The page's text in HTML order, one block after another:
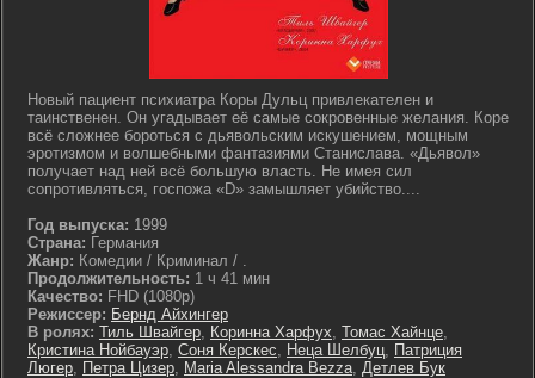
Новый пациент психиатра Коры Дульц привлекателен и
таинственен. Он угадывает её самые сокровенные желания. Коре
всё сложнее бороться с дьявольским искушением, мощным
эротизмом и волшебными фантазиями Станислава. «Дьявол»
получает над ней всё большую власть. Не имея сил
сопротивляться, госпожа «D» замышляет убийство....
Год выпуска: 1999
Страна: Германия
Жанр: Комедии / Криминал / .
Продолжительность: 1 ч 41 мин
Качество: FHD (1080p)
Режиссер: Бернд Айхингер
В ролях: Тиль Швайгер, Коринна Харфух, Томас Хайнце,
Кристина Нойбауэр, Соня Керскес, Неца Шелбуц, Патриция
Люгер, Петра Цизер, Maria Alessandra Bezza, Детлев Бук